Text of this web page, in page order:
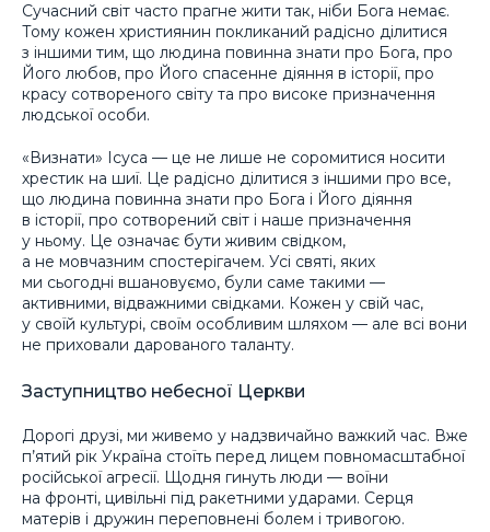
Сучасний світ часто прагне жити так, ніби Бога немає.
Тому кожен християнин покликаний радісно ділитися
з іншими тим, що людина повинна знати про Бога, про
Його любов, про Його спасенне діяння в історії, про
красу сотвореного світу та про високе призначення
людської особи.
«Визнати» Ісуса — це не лише не соромитися носити
хрестик на шиї. Це радісно ділитися з іншими про все,
що людина повинна знати про Бога і Його діяння
в історії, про сотворений світ і наше призначення
у ньому. Це означає бути живим свідком,
а не мовчазним спостерігачем. Усі святі, яких
ми сьогодні вшановуємо, були саме такими —
активними, відважними свідками. Кожен у свій час,
у своїй культурі, своїм особливим шляхом — але всі вони
не приховали дарованого таланту.
Заступництво небесної Церкви
Дорогі друзі, ми живемо у надзвичайно важкий час. Вже
п’ятий рік Україна стоїть перед лицем повномасштабної
російської агресії. Щодня гинуть люди — воїни
на фронті, цивільні під ракетними ударами. Серця
матерів і дружин переповнені болем і тривогою.